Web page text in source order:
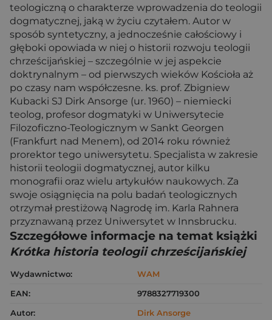
teologiczną o charakterze wprowadzenia do teologii
dogmatycznej, jaką w życiu czytałem. Autor w
sposób syntetyczny, a jednocześnie całościowy i
głęboki opowiada w niej o historii rozwoju teologii
chrześcijańskiej – szczególnie w jej aspekcie
doktrynalnym – od pierwszych wieków Kościoła aż
po czasy nam współczesne. ks. prof. Zbigniew
Kubacki SJ Dirk Ansorge (ur. 1960) – niemiecki
teolog, profesor dogmatyki w Uniwersytecie
Filozoficzno-Teologicznym w Sankt Georgen
(Frankfurt nad Menem), od 2014 roku również
prorektor tego uniwersytetu. Specjalista w zakresie
historii teologii dogmatycznej, autor kilku
monografii oraz wielu artykułów naukowych. Za
swoje osiągnięcia na polu badań teologicznych
otrzymał prestiżową Nagrodę im. Karla Rahnera
przyznawaną przez Uniwersytet w Innsbrucku.
Szczegółowe informacje na temat książki
Krótka historia teologii chrześcijańskiej
Wydawnictwo:
WAM
EAN:
9788327719300
Autor:
Dirk Ansorge